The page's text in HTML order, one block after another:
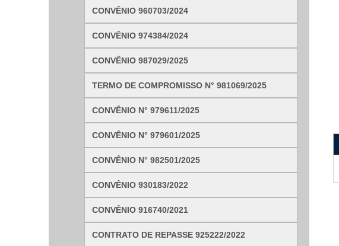
Cidade/Estado
Ao iniciar um contato, você concorda com aPolítica de privacidade
...Ou se preferir
CONVÊNIO 960703/2024
CONVÊNIO 974384/2024
CONVÊNIO 987029/2025
TERMO DE COMPROMISSO N° 981069/2025
CONVÊNIO N° 979611/2025
CONVÊNIO N° 979601/2025
CONVÊNIO N° 982501/2025
CONVÊNIO 930183/2022
CONVÊNIO 916740/2021
CONTRATO DE REPASSE 925222/2022